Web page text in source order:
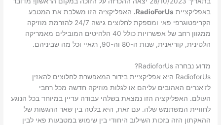
באפליקציית RadioForUs.
האפליקציה הזו משלבת את המטבע
הקריפטוגרפי פאי ומספקת לחלוצים גישה 24/7 להזרמת מוזיקה
ממגוון רחב של אפשרויות כולל 40 הלהיטים המובילים מאמריקה
הלטינית, קוריאנית, שנות ה-80 וה-90, רגאיי וכל מה שביניהם.
מדוע נבחרה RadioforUs?
RadioforUs היא אפליקציית בידור המאפשרת לחלוצים להאזין
לז'אנרים האהובים עליהם או לגלות מוזיקה חדשה מכל רחבי
העולם. האפליקציה הזו נמצאת בשלהי עבודה עדיין במיוחד בכל הנוגע
לחוויית המשתמש שלה. עם זאת, היא בלטה בין שאר ההגשות של
ההאקתון הזה בזכות השילוב היחודי בין שימוש במטבעות פאי לבין